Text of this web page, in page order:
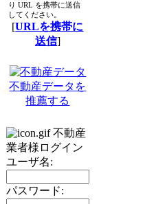
り URL を携帯に送信
してください。
[URLを携帯に
送信]
不動産データを
推薦する
不動産
業者様ログイン
ユーザ名:
パスワード: